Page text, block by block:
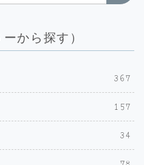
から探す）
367
157
34